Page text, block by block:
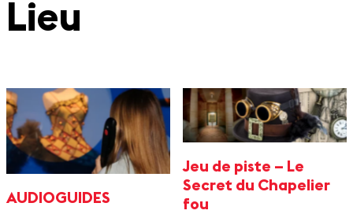
Lieu
AUDIOGUIDES
Jeu de piste – Le
Secret du Chapelier
fou